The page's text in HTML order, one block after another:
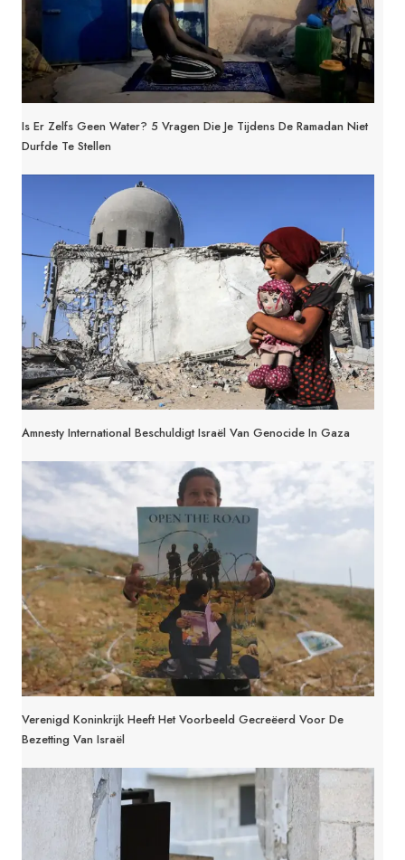
Is Er Zelfs Geen Water? 5 Vragen Die Je Tijdens De Ramadan Niet
Durfde Te Stellen
Amnesty International Beschuldigt Israël Van Genocide In Gaza
Verenigd Koninkrijk Heeft Het Voorbeeld Gecreëerd Voor De
Bezetting Van Israël